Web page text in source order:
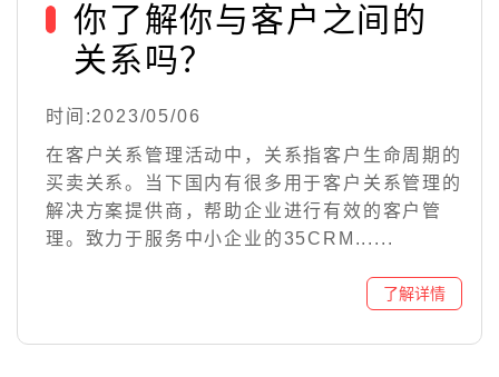
你了解你与客户之间的
关系吗？
时间:2023/05/06
在客户关系管理活动中，关系指客户生命周期的
买卖关系。当下国内有很多用于客户关系管理的
解决方案提供商，帮助企业进行有效的客户管
理。致力于服务中小企业的35CRM......